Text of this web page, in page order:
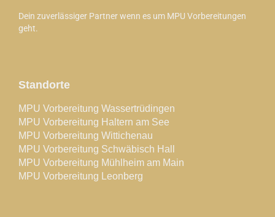
Dein zuverlässiger Partner wenn es um MPU Vorbereitungen
geht.
Standorte
MPU Vorbereitung Wassertrüdingen
MPU Vorbereitung Haltern am See
MPU Vorbereitung Wittichenau
MPU Vorbereitung Schwäbisch Hall
MPU Vorbereitung Mühlheim am Main
MPU Vorbereitung Leonberg